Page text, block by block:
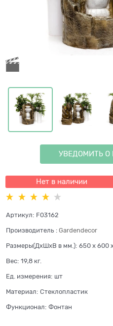
УВЕДОМИТЬ О
Нет в наличии
Артикул: F03162
Производитель : Gardendecor
Размеры(ДхШхВ в мм.): 650 x 600
Вес: 19,8 кг.
Ед. измерения: шт
Материал: Стеклопластик
Функционал: Фонтан